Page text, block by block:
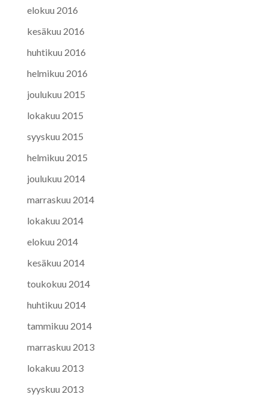
elokuu 2016
kesäkuu 2016
huhtikuu 2016
helmikuu 2016
joulukuu 2015
lokakuu 2015
syyskuu 2015
helmikuu 2015
joulukuu 2014
marraskuu 2014
lokakuu 2014
elokuu 2014
kesäkuu 2014
toukokuu 2014
huhtikuu 2014
tammikuu 2014
marraskuu 2013
lokakuu 2013
syyskuu 2013